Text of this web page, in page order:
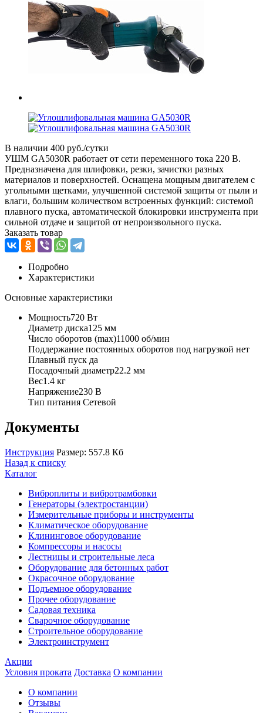
В наличии 400 руб./сутки
УШМ GA5030R работает от сети переменного тока 220 В.
Предназначена для шлифовки, резки, зачистки разных
материалов и поверхностей. Оснащена мощным двигателем с
угольными щетками, улучшенной системой защиты от пыли и
влаги, большим количеством встроенных функций: системой
плавного пуска, автоматической блокировки инструмента при
сильной отдаче и защитой от непроизвольного пуска.
Заказать товар
Подробно
Характеристики
Основные характеристики
Мощность720 Вт
Диаметр диска125 мм
Число оборотов (max)11000 об/мин
Поддержание постоянных оборотов под нагрузкой нет
Плавный пуск да
Посадочный диаметр22.2 мм
Вес1.4 кг
Напряжение230 В
Тип питания Сетевой
Документы
Инструкция Размер: 557.8 Кб
Назад к списку
Каталог
Виброплиты и вибротрамбовки
Генераторы (электростанции)
Измерительные приборы и инструменты
Климатическое оборудование
Клининговое оборудование
Компрессоры и насосы
Лестницы и строительные леса
Оборудование для бетонных работ
Окрасочное оборудование
Подъемное оборудование
Прочее оборудование
Садовая техника
Сварочное оборудование
Строительное оборудование
Электроинструмент
Акции
Условия проката Доставка О компании
О компании
Отзывы